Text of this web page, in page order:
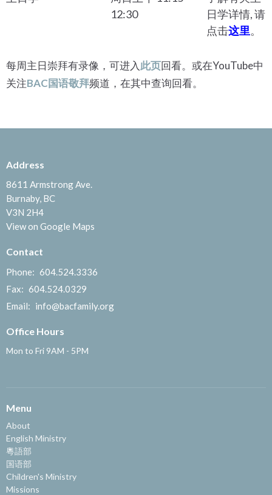
12:30
日学详情, 请
点击这里。
每周主日崇拜有录像，可进入 此页回看。或在YouTube中
关注BAC国语敬拜频道，在其中查询回看。
Address
8611 Armstrong Ave.
Burnaby, BC
V3N 2H4
View on Google Maps
Contact
Phone: 604.524.3336
Fax: 604.524.0329
Email: info@bacfamily.org
Office Hours
Mon to Fri 9AM - 5PM
Menu
About
English Ministry
粵語部
国语部
Children's Ministry
Missions